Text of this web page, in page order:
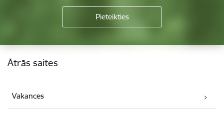
Kājene
Ātrās saites
Vakances